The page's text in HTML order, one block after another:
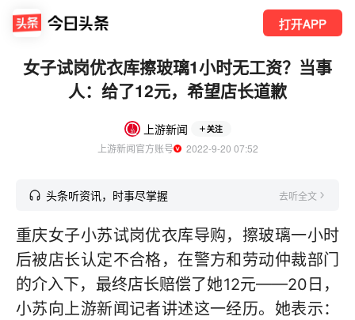
打开APP
女子试岗优衣库擦玻璃1小时无工资？当事
人：给了12元，希望店长道歉
上游新闻 关注
上游新闻官方账号
  2022-9-20 07:52
头条听资讯，时事尽掌握 去听全文
重庆女子小苏试岗优衣库导购，擦玻璃一小时
后被店长认定不合格，在警方和劳动仲裁部门
的介入下，最终店长赔偿了她12元——20日，
小苏向上游新闻记者讲述这一经历。她表示：